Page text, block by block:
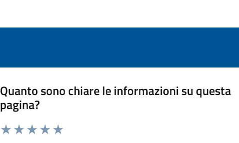
Quanto sono chiare le informazioni su questa
pagina?
Valuta da 1 a 5 stelle la pagina